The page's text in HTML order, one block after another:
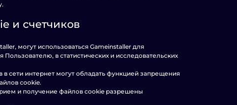
и счетчиков
могут использоваться Gameinstaller для
в статистических и исследовательских
сети интернет могут обладать функцией запрещения
cookie.
и получение файлов cookie разрешены